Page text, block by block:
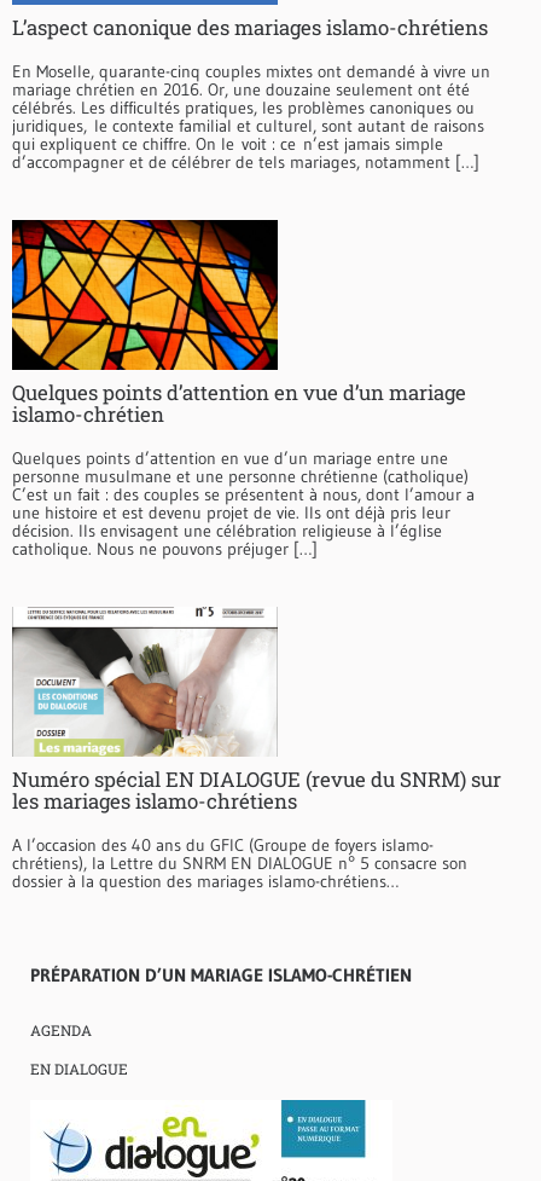
L’aspect canonique des mariages islamo-chrétiens
En Moselle, quarante-cinq couples mixtes ont demandé à vivre un
mariage chrétien en 2016. Or, une douzaine seulement ont été
célébrés. Les difficultés pratiques, les problèmes canoniques ou
juridiques, le contexte familial et culturel, sont autant de raisons
qui expliquent ce chiffre. On le voit : ce n’est jamais simple
d’accompagner et de célébrer de tels mariages, notamment […]
Quelques points d’attention en vue d’un mariage
islamo-chrétien
Quelques points d’attention en vue d’un mariage entre une
personne musulmane et une personne chrétienne (catholique)
C’est un fait : des couples se présentent à nous, dont l’amour a
une histoire et est devenu projet de vie. Ils ont déjà pris leur
décision. Ils envisagent une célébration religieuse à l’église
catholique. Nous ne pouvons préjuger […]
Numéro spécial EN DIALOGUE (revue du SNRM) sur
les mariages islamo-chrétiens
A l’occasion des 40 ans du GFIC (Groupe de foyers islamo-
chrétiens), la Lettre du SNRM EN DIALOGUE n° 5 consacre son
dossier à la question des mariages islamo-chrétiens…
PRÉPARATION D’UN MARIAGE ISLAMO-CHRÉTIEN
AGENDA
EN DIALOGUE